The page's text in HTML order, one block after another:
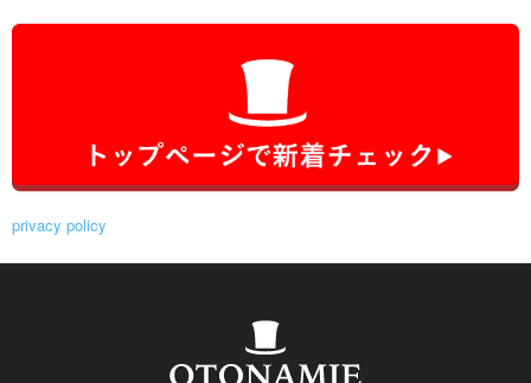
privacy policy